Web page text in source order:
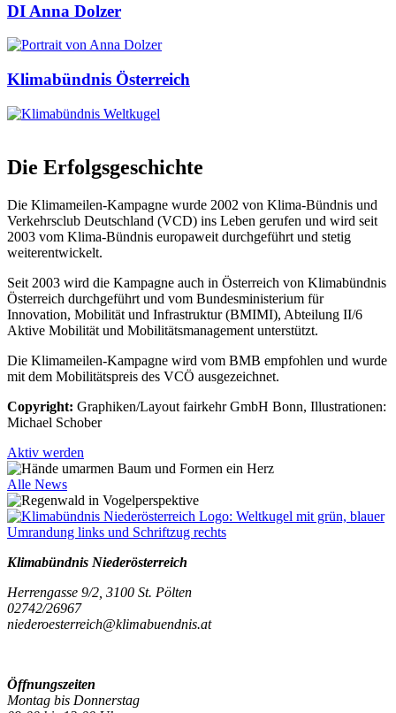
DI Anna Dolzer
Klimabündnis Österreich
Die Erfolgsgeschichte
Die Klimameilen-Kampagne wurde 2002 von Klima-Bündnis und
Verkehrsclub Deutschland (VCD) ins Leben gerufen und wird seit
2003 vom Klima-Bündnis europaweit durchgeführt und stetig
weiterentwickelt.
Seit 2003 wird die Kampagne auch in Österreich von Klimabündnis
Österreich durchgeführt und vom Bundesministerium für
Innovation, Mobilität und Infrastruktur (BMIMI), Abteilung II/6
Aktive Mobilität und Mobilitätsmanagement unterstützt.
Die Klimameilen-Kampagne wird vom BMB empfohlen und wurde
mit dem Mobilitätspreis des VCÖ ausgezeichnet.
Copyright: Graphiken/Layout fairkehr GmbH Bonn, Illustrationen:
Michael Schober
Aktiv werden
Alle News
Klimabündnis Niederösterreich
Herrengasse 9/2, 3100 St. Pölten
02742/26967
niederoesterreich@klimabuendnis.at
Öffnungszeiten
Montag bis Donnerstag